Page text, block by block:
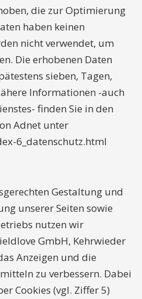
die zur Optimierung
haben keinen
nicht verwendet, um
Die erhobenen Daten
sieben, Tagen,
Informationen -auch
finden Sie in den
Adnet unter
6_datenschutz.html
Gestaltung und
unserer Seiten sowie
nutzen wir
GmbH, Kehrwieder
Anzeigen und die
zu verbessern. Dabei
Cookies (vgl. Ziffer 5)